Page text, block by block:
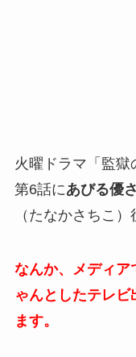
火曜ドラマ「監
第6話にあびる優
（たなかさちこ
なんか、メディア
ゃんとしたテレ
ます。